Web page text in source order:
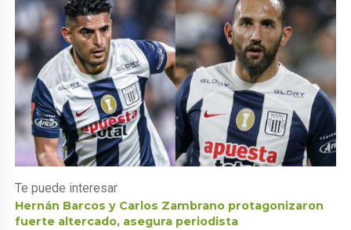
Te puede interesar
Hernán Barcos y Carlos Zambrano protagonizaron
fuerte altercado, asegura periodista